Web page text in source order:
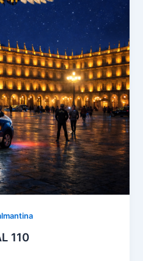
110